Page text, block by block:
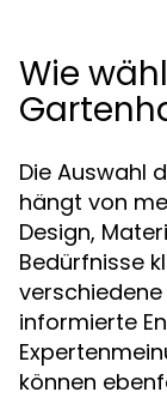
Wie
Die Auswahl
hängt von
Design,
Bedürfnisse
informierte
können